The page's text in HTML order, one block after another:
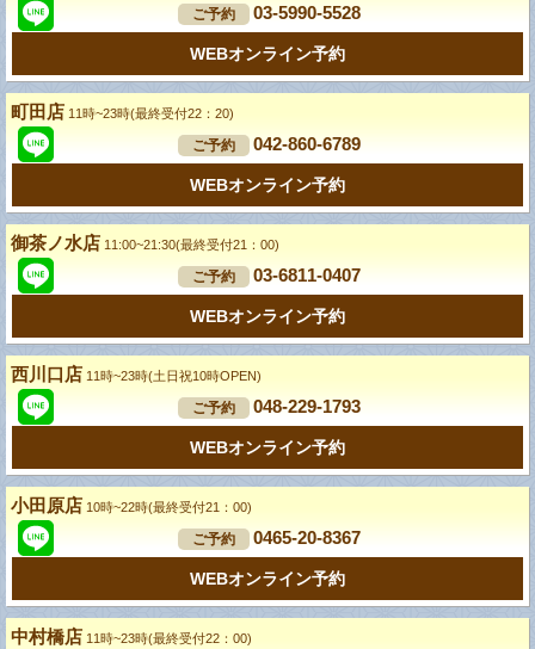
ご予約 03-5990-5528
WEBオンライン予約
町田店 11時~23時(最終受付22：20)
ご予約 042-860-6789
WEBオンライン予約
御茶ノ水店 11:00~21:30(最終受付21：00)
ご予約 03-6811-0407
WEBオンライン予約
西川口店 11時~23時(土日祝10時OPEN)
ご予約 048-229-1793
WEBオンライン予約
小田原店 10時~22時(最終受付21：00)
ご予約 0465-20-8367
WEBオンライン予約
中村橋店 11時~23時(最終受付22：00)